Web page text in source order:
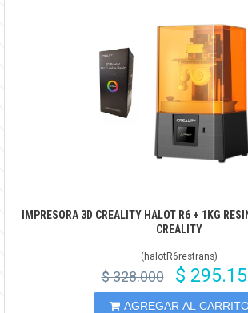
IMPRESORA 3D CREALITY HALOT R6 + 1KG
CREALITY
(halotR6restrans)
$ 328.000 $
AGREGAR AL